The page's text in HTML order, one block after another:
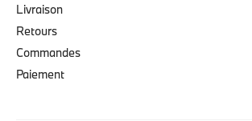
Livraison
Retours
Commandes
Paiement